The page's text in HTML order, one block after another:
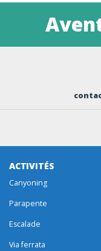
ACTIVITÉS
Canyoning
Parapente
Escalade
Via ferrata